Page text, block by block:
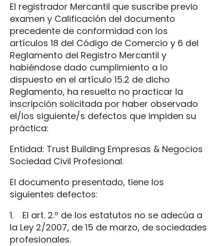
El registrador Mercantil que suscribe previo
examen y Calificación del documento
precedente de conformidad con los
artículos 18 del Código de Comercio y 6 del
Reglamento del Registro Mercantil y
habiéndose dado cumplimiento a lo
dispuesto en el artículo 15.2 de dicho
Reglamento, ha resuelto no practicar la
inscripción solicitada por haber observado
el/los siguiente/s defectos que impiden su
práctica:
Entidad: Trust Building Empresas & Negocios
Sociedad Civil Profesional.
El documento presentado, tiene los
siguientes defectos:
1. El art. 2.º de los estatutos no se adecúa a
la Ley 2/2007, de 15 de marzo, de sociedades
profesionales.